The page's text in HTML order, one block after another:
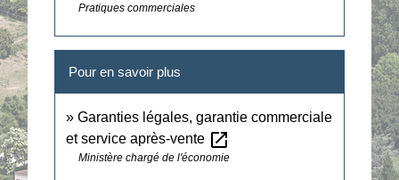
Pratiques commerciales
Pour en savoir plus
Garanties légales, garantie commerciale
et service après-vente open_in_new
Ministère chargé de l'économie